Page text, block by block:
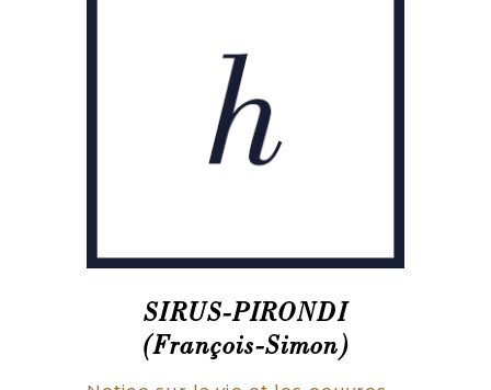
SIRUS-PIRONDI
(François-Simon)